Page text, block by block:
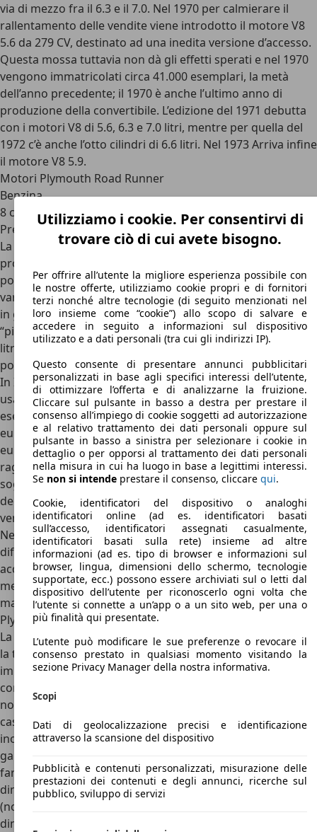
via di mezzo fra il 6.3 e il 7.0. Nel 1970 per calmierare il
rallentamento delle vendite viene introdotto il motore V8
5.6 da 279 CV, destinato ad una inedita versione d’accesso.
Questa mossa tuttavia non dà gli effetti sperati e nel 1970
vengono immatricolati circa 41.000 esemplari, la metà
dell’anno precedente; il 1970 è anche l’ultimo anno di
produzione della convertibile. L’edizione del 1971 debutta
con i motori V8 di 5.6, 6.3 e 7.0 litri, mentre per quella del
1972 c’è anche l’otto cilindri di 6.6 litri. Nel 1973 Arriva infine
il motore V8 5.9.
Motori Plymouth Road Runner
Benzina
8 cilindri di 5.2, 5.6, 5.9, 6.3, 6.6, 7.0, 7.2 e 7.3 litri
Prezzi Plymouth Road Runner
La Plymouth Road Runner non era disponibile con veri e
propri allestimenti, come tutte le auto del periodo, ma si
potevano ordinarie svariate personalizzazioni e motori di
varie cilindrate, tutti però con architettura V8 e un rombo
in grado di appagare le orecchie ad ogni accelerata: il più
“piccolo” è di 5.2 litri, quello di cubatura maggiore di 7.3
litri. I consumi sono sempre proibitivi, anche per colpa dei
poco efficienti cambi automatici a 3 o 4 marce.
In Italia è raro trovare la Plymouth Road Runner, e le poche
usate in vendita hanno prezzi non alla portata di tutti: gli
esemplari meno costosi sono venduti a partire da 30.000
euro, ma è più facile trovarne a più di 40.000 euro e 50.000
euro. Tuttavia il prezzo della Plymouth Road Runner può
raggiungere cifre ben più alte fino a sfondare di slancio la
soglia dei 100.000 euro. Come per tutte le auto
decisamente sfiziose, però, le Plymouth Road Runner in
vendita sono conservate in ottime condizioni.
Nel complesso la Plymouth Road Runner è un’auto molto
difficile da acquistare in Europa, e anche riuscendo ad
acquistarne una ad un buon prezzo, sarà necessario
mettere in preventivo diverse migliaia di euro in
manutenzione e carburante.
Plymouth Road Runner: concorrenti e conclusioni
La coupé americana è una di quelle auto che fanno girare
la testa anche ai non appassionati, grazie alla carrozzeria
imponente, al rombo del motore e al fascino che esprime. I
consumi però sono proibitivi, e il prezzo a cui acquistarla
non è certo contenuto. Tuttavia se riusciste a portarvi a
casa un’auto del genere sicuramente non passereste
inosservati e potrete essere sicuri di avere nel vostro
garage un autentico pezzo di storia americana che non
farà altro che aumentare il proprio valore. Chiaramente le
dimensioni davvero extralarge per le strade italiane
(nonostante per gli americani si potesse definire un’auto di
dimensioni medie) non aiutano una guida serena in tutti i
Utilizziamo i cookie. Per consentirvi di
trovare ciò di cui avete bisogno.
Per offrire all’utente la migliore esperienza possibile con
le nostre offerte, utilizziamo cookie propri e di fornitori
terzi nonché altre tecnologie (di seguito menzionati nel
loro insieme come “cookie”) allo scopo di salvare e
accedere in seguito a informazioni sul dispositivo
utilizzato e a dati personali (tra cui gli indirizzi IP).
Questo consente di presentare annunci pubblicitari
personalizzati in base agli specifici interessi dell’utente,
di ottimizzare l’offerta e di analizzarne la fruizione.
Cliccare sul pulsante in basso a destra per prestare il
consenso all’impiego di cookie soggetti ad autorizzazione
e al relativo trattamento dei dati personali oppure sul
pulsante in basso a sinistra per selezionare i cookie in
dettaglio o per opporsi al trattamento dei dati personali
nella misura in cui ha luogo in base a legittimi interessi.
Se non si intende prestare il consenso, cliccare qui.
Cookie, identificatori del dispositivo o analoghi
identificatori online (ad es. identificatori basati
sull’accesso, identificatori assegnati casualmente,
identificatori basati sulla rete) insieme ad altre
informazioni (ad es. tipo di browser e informazioni sul
browser, lingua, dimensioni dello schermo, tecnologie
supportate, ecc.) possono essere archiviati sul o letti dal
dispositivo dell’utente per riconoscerlo ogni volta che
l’utente si connette a un’app o a un sito web, per una o
più finalità qui presentate.
L’utente può modificare le sue preferenze o revocare il
consenso prestato in qualsiasi momento visitando la
sezione Privacy Manager della nostra informativa.
Scopi
Dati di geolocalizzazione precisi e identificazione
attraverso la scansione del dispositivo
Pubblicità e contenuti personalizzati, misurazione delle
prestazioni dei contenuti e degli annunci, ricerche sul
pubblico, sviluppo di servizi